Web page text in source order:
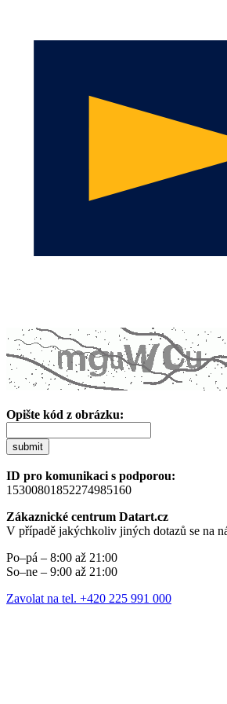
Opište kód z obrázku:
submit
ID pro komunikaci s podporou:
15300801852274985160
Zákaznické centrum Datart.cz
V případě jakýchkoliv jiných dotazů se na
Po–pá – 8:00 až 21:00
So–ne – 9:00 až 21:00
Zavolat na tel. +420 225 991 000